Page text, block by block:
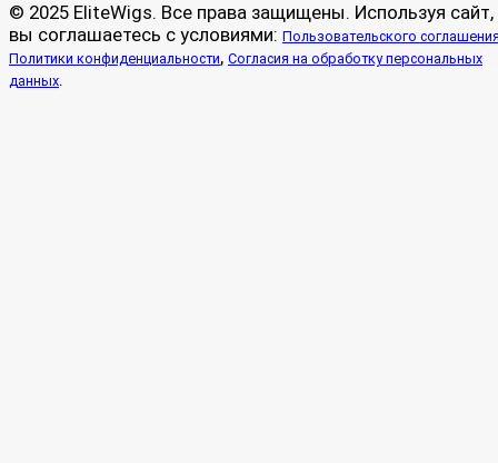
© 2025 EliteWigs. Все права защищены. Используя сайт,
вы соглашаетесь с условиями: Пользовательского
Политики конфиденциальности, Согласия на обработку персональных
данных.